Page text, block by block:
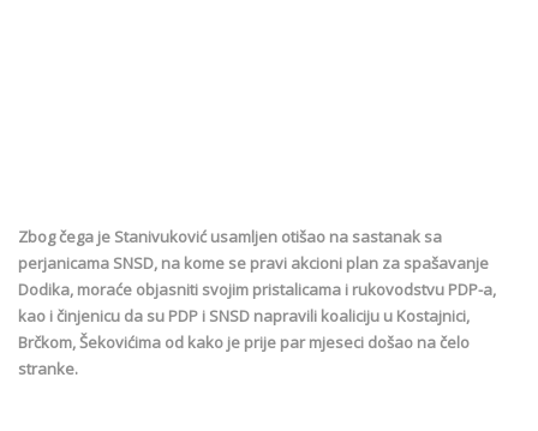
Zbog čega je Stanivuković usamljen otišao na sastanak sa
perjanicama SNSD, na kome se pravi akcioni plan za spašavanje
Dodika, moraće objasniti svojim pristalicama i rukovodstvu PDP-a,
kao i činjenicu da su PDP i SNSD napravili koaliciju u Kostajnici,
Brčkom, Šekovićima od kako je prije par mjeseci došao na čelo
stranke.